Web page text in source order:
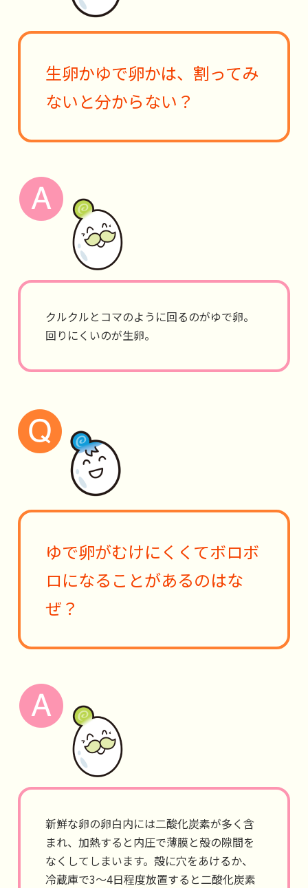
生卵かゆで卵かは、割ってみ
ないと分からない？
クルクルとコマのように回るのがゆで卵。
回りにくいのが生卵。
ゆで卵がむけにくくてボロボ
ロになることがあるのはな
ぜ？
新鮮な卵の卵白内には二酸化炭素が多く含
まれ、加熱すると内圧で薄膜と殻の隙間を
なくしてしまいます。殻に穴をあけるか、
冷蔵庫で3～4日程度放置すると二酸化炭素